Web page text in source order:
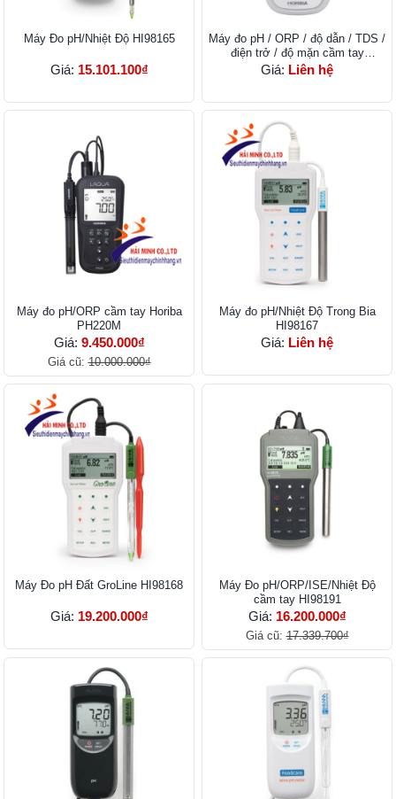
Máy Đo pH/Nhiệt Độ HI98165
Giá: 15.101.100₫
Máy đo pH / ORP / độ dẫn / TDS /
điện trở / độ mặn cầm tay
HORIBA LAQUAact PC110
Giá: Liên hệ
Máy đo pH/ORP cầm tay Horiba
PH220M
Giá: 9.450.000₫
Giá cũ:10.000.000₫
Máy đo pH/Nhiệt Độ Trong Bia
HI98167
Giá: Liên hệ
Máy Đo pH Đất GroLine HI98168
Giá: 19.200.000₫
Máy Đo pH/ORP/ISE/Nhiệt Độ
cầm tay HI98191
Giá: 16.200.000₫
Giá cũ:17.339.700₫